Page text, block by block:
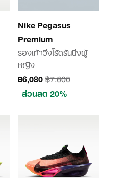
Nike Pegasus
Premium
รองเท้าวิ่งโร้ดรันนิ่งผู้
หญิง
฿6,080฿7,600
ส่วนลด 20%